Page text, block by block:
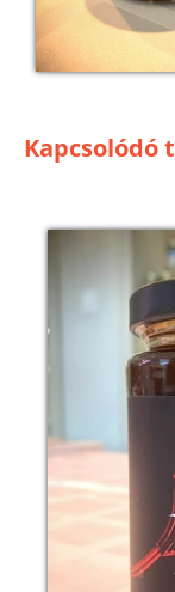
Kapcsolódó